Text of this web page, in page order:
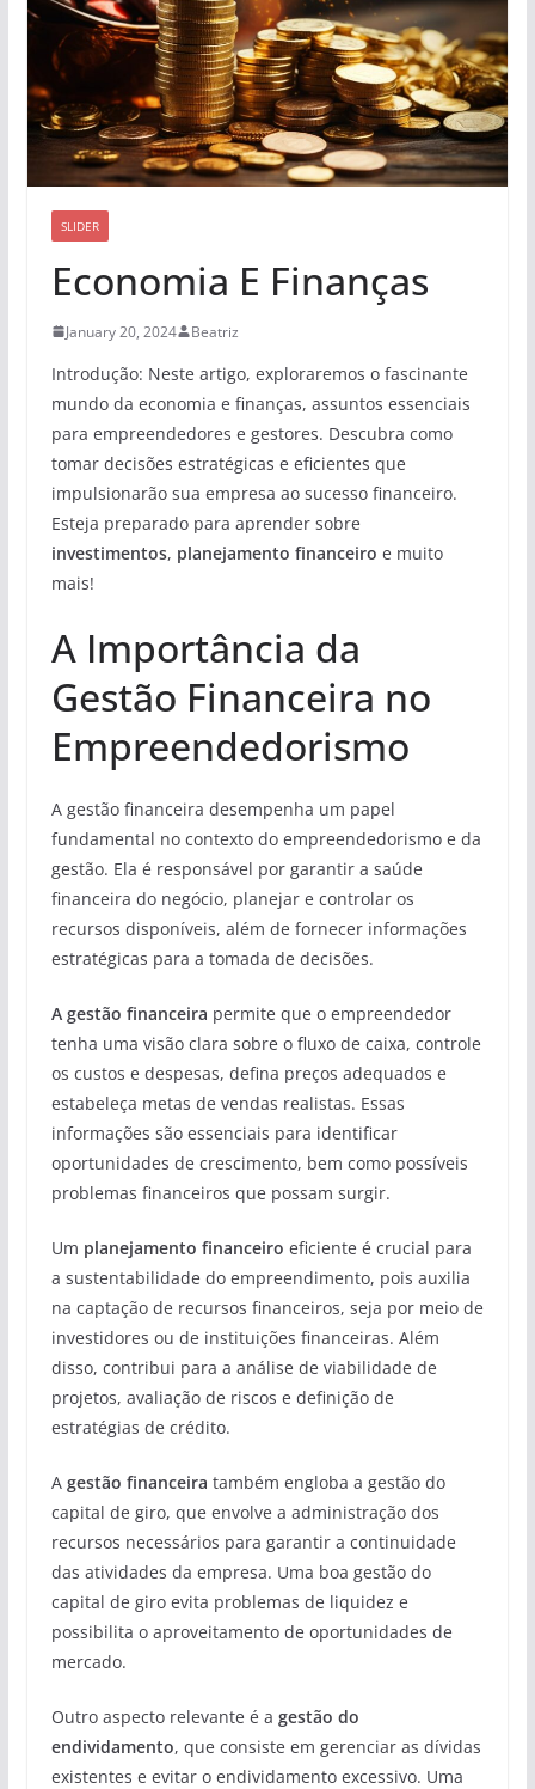
SLIDER
Economia E Finanças
January 20, 2024 Beatriz
Introdução: Neste artigo, exploraremos o fascinante
mundo da economia e finanças, assuntos essenciais
para empreendedores e gestores. Descubra como
tomar decisões estratégicas e eficientes que
impulsionarão sua empresa ao sucesso financeiro.
Esteja preparado para aprender sobre
investimentos, planejamento financeiro e muito
mais!
A Importância da
Gestão Financeira no
Empreendedorismo
A gestão financeira desempenha um papel
fundamental no contexto do empreendedorismo e da
gestão. Ela é responsável por garantir a saúde
financeira do negócio, planejar e controlar os
recursos disponíveis, além de fornecer informações
estratégicas para a tomada de decisões.
A gestão financeira permite que o empreendedor
tenha uma visão clara sobre o fluxo de caixa, controle
os custos e despesas, defina preços adequados e
estabeleça metas de vendas realistas. Essas
informações são essenciais para identificar
oportunidades de crescimento, bem como possíveis
problemas financeiros que possam surgir.
Um planejamento financeiro eficiente é crucial para
a sustentabilidade do empreendimento, pois auxilia
na captação de recursos financeiros, seja por meio de
investidores ou de instituições financeiras. Além
disso, contribui para a análise de viabilidade de
projetos, avaliação de riscos e definição de
estratégias de crédito.
A gestão financeira também engloba a gestão do
capital de giro, que envolve a administração dos
recursos necessários para garantir a continuidade
das atividades da empresa. Uma boa gestão do
capital de giro evita problemas de liquidez e
possibilita o aproveitamento de oportunidades de
mercado.
Outro aspecto relevante é a gestão do
endividamento, que consiste em gerenciar as dívidas
existentes e evitar o endividamento excessivo. Uma